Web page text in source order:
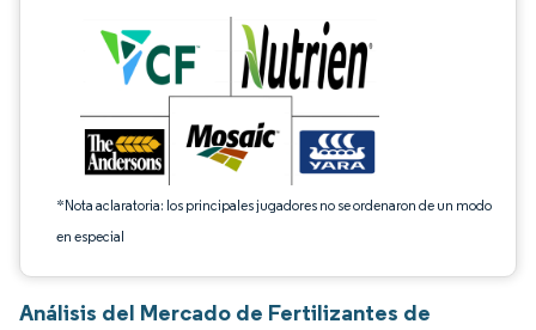
*Nota aclaratoria: los principales jugadores no se ordenaron de un modo
en especial
Análisis del Mercado de Fertilizantes de